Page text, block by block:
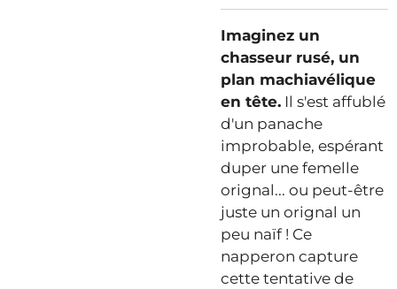
Imaginez un
chasseur rusé, un
plan machiavélique
en tête. Il s'est affublé
d'un panache
improbable, espérant
duper une femelle
orignal... ou peut-être
juste un orignal un
peu naïf ! Ce
napperon capture
cette tentative de